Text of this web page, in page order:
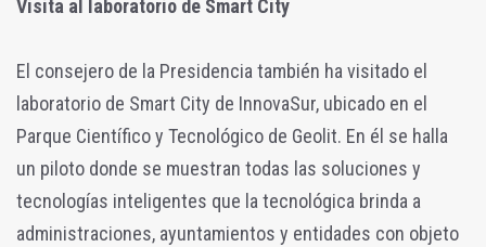
Visita al laboratorio de Smart City
El consejero de la Presidencia también ha visitado el
laboratorio de Smart City de InnovaSur, ubicado en el
Parque Científico y Tecnológico de Geolit. En él se halla
un piloto donde se muestran todas las soluciones y
tecnologías inteligentes que la tecnológica brinda a
administraciones, ayuntamientos y entidades con objeto